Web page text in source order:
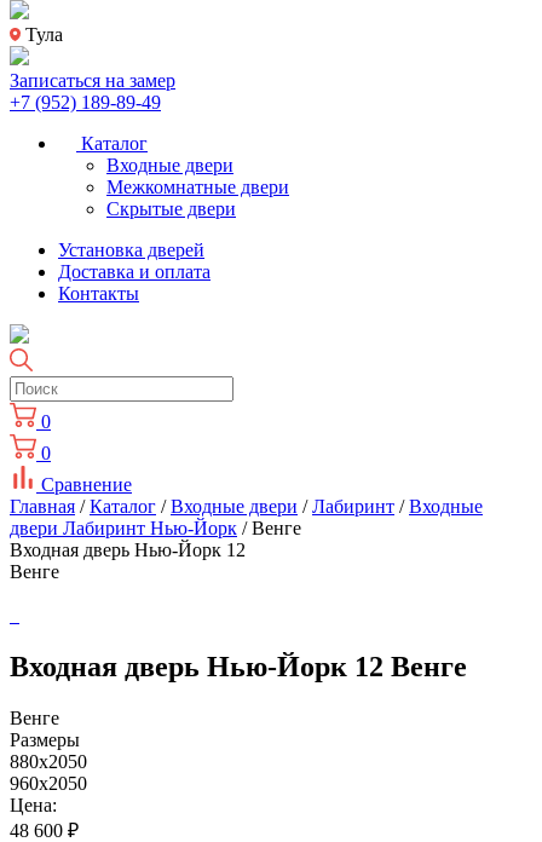
Тула
Записаться на замер
+7 (952) 189-89-49
Каталог
Входные двери
Межкомнатные двери
Скрытые двери
Установка дверей
Доставка и оплата
Контакты
0
0
Сравнение
Главная /Каталог /Входные двери /Лабиринт /Входные
двери Лабиринт Нью-Йорк / Венге
Входная дверь Нью-Йорк 12
Венге
Входная дверь Нью-Йорк 12 Венге
Венге
Размеры
880x2050
960x2050
Цена:
48 600 ₽